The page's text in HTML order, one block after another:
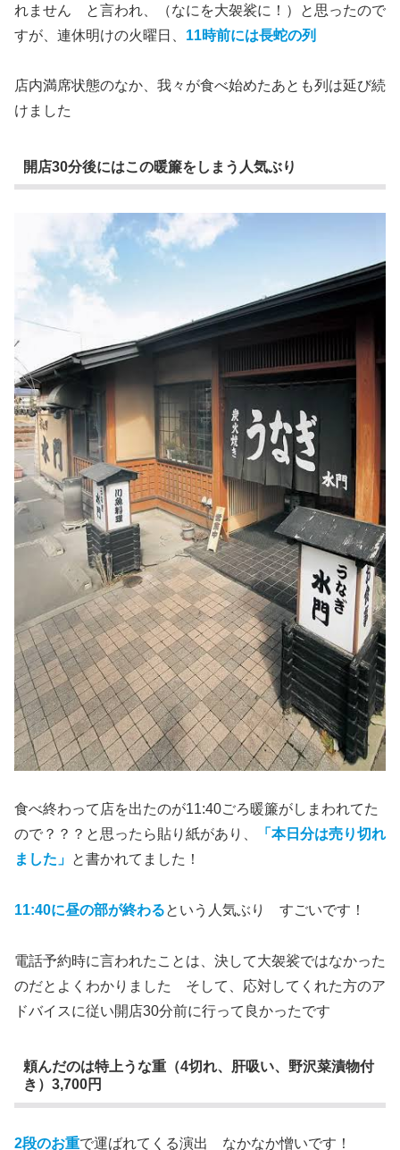
れません と言われ、（なにを大袈裟に！）と思ったので
すが、連休明けの火曜日、 11時前には長蛇の列
店内満席状態のなか、我々が食べ始めたあとも列は延び続
けました
開店30分後にはこの暖簾をしまう人気ぶり
食べ終わって店を出たのが11:40ごろ暖簾がしまわれてた
ので？？？と思ったら貼り紙があり、
「本日分は売り切れ
ました」 と書かれてました！
11:40に昼の部が終わるという人気ぶり すごいです！
電話予約時に言われたことは、決して大袈裟ではなかった
のだとよくわかりました そして、応対してくれた方のア
ドバイスに従い開店30分前に行って良かったです
頼んだのは特上うな重（4切れ、肝吸い、野沢菜漬物付
き）3,700円
2段のお重で運ばれてくる演出 なかなか憎いです！